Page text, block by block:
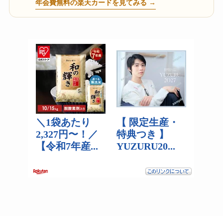
年会費無料の楽天カードを見てみる